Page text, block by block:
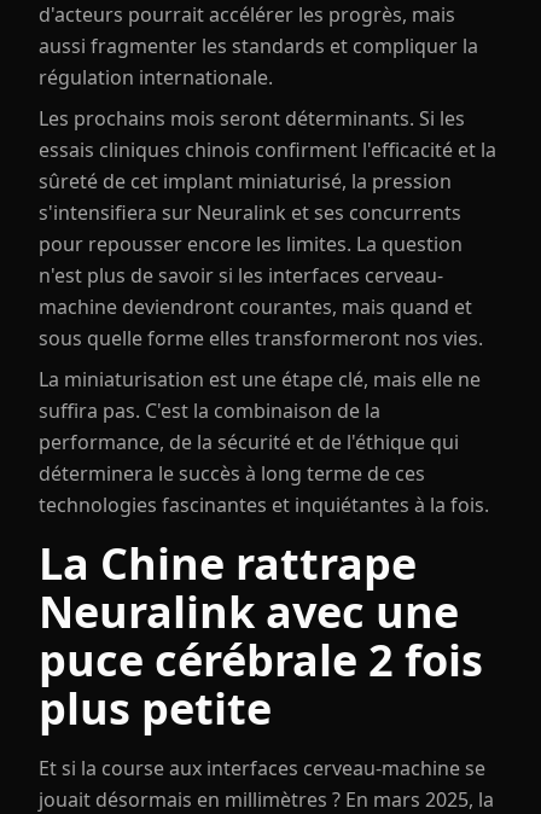
d'acteurs pourrait accélérer les progrès, mais
aussi fragmenter les standards et compliquer la
régulation internationale.
Les prochains mois seront déterminants. Si les
essais cliniques chinois confirment l'efficacité et la
sûreté de cet implant miniaturisé, la pression
s'intensifiera sur Neuralink et ses concurrents
pour repousser encore les limites. La question
n'est plus de savoir si les interfaces cerveau-
machine deviendront courantes, mais quand et
sous quelle forme elles transformeront nos vies.
La miniaturisation est une étape clé, mais elle ne
suffira pas. C'est la combinaison de la
performance, de la sécurité et de l'éthique qui
déterminera le succès à long terme de ces
technologies fascinantes et inquiétantes à la fois.
La Chine rattrape
Neuralink avec une
puce cérébrale 2 fois
plus petite
Et si la course aux interfaces cerveau-machine se
jouait désormais en millimètres ? En mars 2025, la